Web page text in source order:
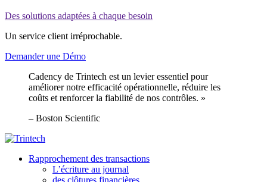
Des solutions adaptées à chaque besoin
Un service client irréprochable.
Demander une Démo
Cadency de Trintech est un levier essentiel pour
améliorer notre efficacité opérationnelle, réduire les
coûts et renforcer la fiabilité de nos contrôles. »
– Boston Scientific
Rapprochement des transactions
L’écriture au journal
des clôtures financières